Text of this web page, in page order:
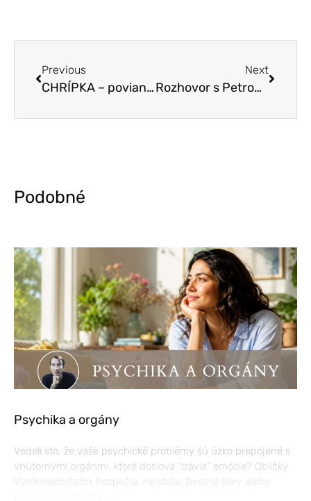
Previous
CHRÍPKA – povianočná KARMA
Next
Rozhovor s Petrom Planietom
Podobné
Psychika a orgány
Vedeli ste, že vaše psychické problémy sú úzko prepojené s
vnútornými orgánmi, ktoré doslova “trávia” emócie? Obličky
Vznik:nedostatok bezpečia, neistota, životné šoky alebo